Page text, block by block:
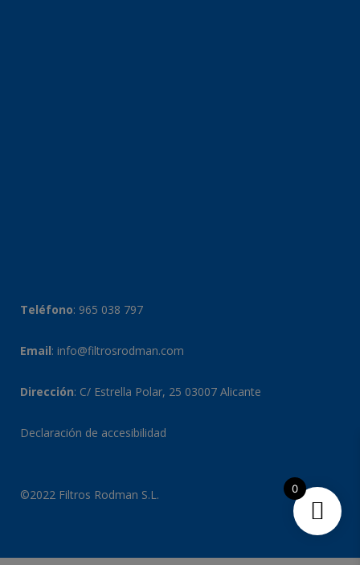
Teléfono: 965 038 797
Email: info@filtrosrodman.com
Dirección: C/ Estrella Polar, 25 03007 Alicante
Declaración de accesibilidad
©2022 Filtros Rodman S.L. 0